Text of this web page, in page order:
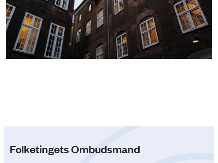
Folketingets Ombudsmand